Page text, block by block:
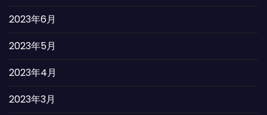
2023年6月
2023年5月
2023年4月
2023年3月